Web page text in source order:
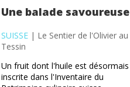
Une balade savoureuse
SUISSE | Le Sentier de l'Olivier au
Tessin
Un fruit dont l'huile est désormais
inscrite dans l'Inventaire du